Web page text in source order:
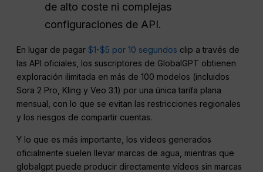
de alto coste ni complejas
configuraciones de API.
En lugar de pagar$1-$5 por 10 segundos clip a través de
las API oficiales, los suscriptores de GlobalGPT obtienen
exploración ilimitada en más de 100 modelos (incluidos
Sora 2 Pro, Kling y Veo 3.1) por una única tarifa plana
mensual, con lo que se evitan las restricciones regionales
y los riesgos de compartir cuentas.
Y lo que es más importante, los vídeos generados
oficialmente suelen llevar marcas de agua, mientras que
globalgpt puede producir directamente vídeos sin marcas